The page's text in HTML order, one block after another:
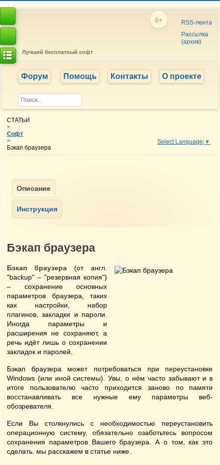
6+
RSS-лента
Рассылка
(архив)
Лучший бесплатный софт
Форум Помощь Контакты О проекте
СТАТЬИ
>
Софт
>
Бэкап браузера
Select Language ▼
Бэкап браузера
B
Бэкап браузера (от англ.
"backup" – "резервная копия")
– сохранение основных
параметров браузера, таких
как настройки, набор
плагинов, закладки и пароли.
Иногда параметры и
расширения не сохраняют, а
речь идёт лишь о сохранении
закладок и паролей.
Бэкап браузера может потребоваться при переустановке
Windows (или иной системы). Увы, о нём часто забывают и в
итоге пользователю часто приходится заново по памяти
восстанавливать все нужные ему параметры веб-
обозревателя.
Если Вы столкнулись с необходимостью переустановить
операционную систему, обязательно озаботьтесь вопросом
сохранения параметров Вашего браузера. А о том, как это
сделать. мы расскажем в статье ниже.